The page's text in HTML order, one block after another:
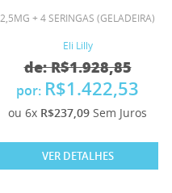
2,5MG + 4 SERINGAS (GELADEIRA)
Eli Lilly
de: R$1.928,85
por: R$1.422,53
ou 6x R$237,09 Sem Juros
VER DETALHES